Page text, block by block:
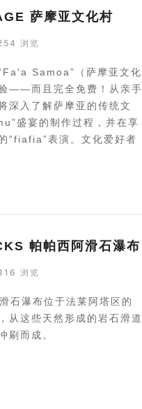
萨摩亚文化村
浏览
Samoa”（萨摩亚文化
——而且完全免费！从亲手
深入了解萨摩亚的传统文
盛宴的制作过程，并在享
“fiafia”表演。文化爱好者
帕帕西阿滑石瀑布
浏览
瀑布位于法莱阿塔区的
从这些天然形成的岩石滑道
刷而成。